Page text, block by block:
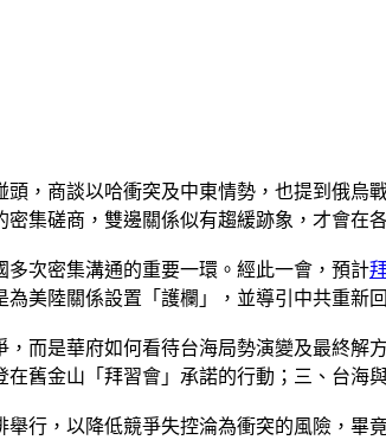
，商談以哈衝突及中東情勢，也提到俄
集磋商，雙邊關係似有趨緩跡象，才會在
次密集溝通的重要一環。經此一會，預計
美陸關係設置「護欄」，並導引中共重新
而是華府如何看待台海局勢演變及最終解
舊金山「拜習會」承諾的行動；三、台海
行，以降低競爭失控淪為衝突的風險，